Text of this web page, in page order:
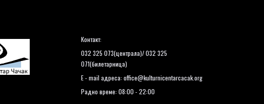
Контакт:
032 325 073(централа)/ 032 325
071(билетарница)
E - mail адреса: office@kulturnicentarcacak.org
Радно време: 08:00 - 22:00